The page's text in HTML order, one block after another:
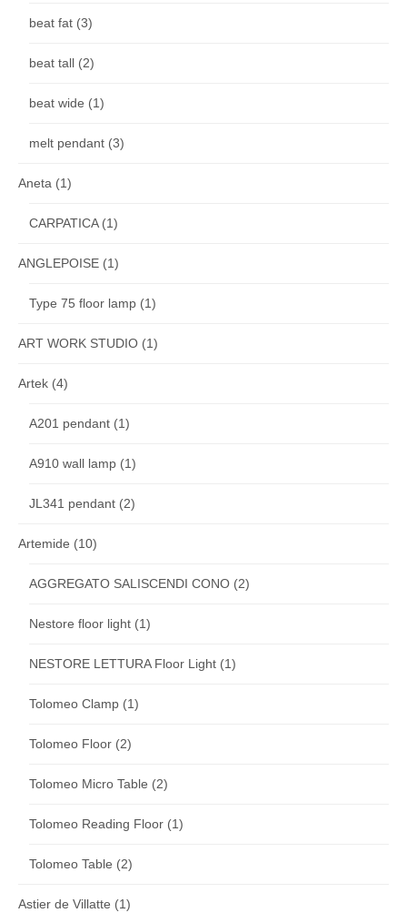
beat fat (3)
beat tall (2)
beat wide (1)
melt pendant (3)
Aneta (1)
CARPATICA(1)
ANGLEPOISE (1)
Type 75 floor lamp (1)
ART WORK STUDIO (1)
Artek (4)
A201 pendant (1)
A910 wall lamp (1)
JL341 pendant (2)
Artemide (10)
AGGREGATO SALISCENDI CONO (2)
Nestore floor light (1)
NESTORE LETTURA Floor Light (1)
Tolomeo Clamp (1)
Tolomeo Floor (2)
Tolomeo Micro Table (2)
Tolomeo Reading Floor (1)
Tolomeo Table (2)
Astier de Villatte (1)